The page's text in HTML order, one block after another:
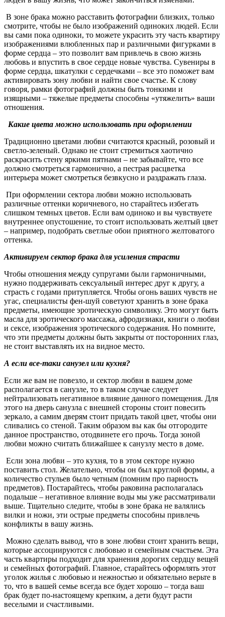
В зоне брака можно расставить фотографии близких, только
смотрите, чтобы не было изображений одиноких людей. Если
вы сами пока одиноки, то можете украсить эту часть квартиру
изображениями влюбленных пар и различными фигурками в
форме сердца – это позволит вам привлечь в свою жизнь
любовь и впустить в свое сердце новые чувства. Сувениры в
форме сердца, шкатулки с сердечками – все это поможет вам
активировать зону любви и найти свое счастье. К слову
говоря, рамки фотографий должны быть тонкими и
изящными – тяжелые предметы способны «утяжелить» ваши
отношения.
Какие цвета можно использовать при оформлении
Традиционно цветами любви считаются красный, розовый и
светло-зеленый. Однако не стоит стремиться хаотично
раскрасить стену яркими пятнами – не забывайте, что все
должно смотреться гармонично, а пестрая расцветка
интерьера может смотреться безвкусно и раздражать глаза.
При оформлении сектора любви можно использовать
различные оттенки коричневого, но старайтесь избегать
слишком темных цветов. Если вам одиноко и вы чувствуете
внутреннее опустошение, то стоит использовать желтый цвет
– например, подобрать светлые обои приятного желтоватого
оттенка.
Активируем сектор брака для усиления страсти
Чтобы отношения между супругами были гармоничными,
нужно поддерживать сексуальный интерес друг к другу, а
страсть с годами притупляется. Чтобы огонь ваших чувств не
угас, специалисты фен-шуй советуют хранить в зоне брака
предметы, имеющие эротическую символику. Это могут быть
масла для эротического массажа, афродизиаки, книги о любви
и сексе, изображения эротического содержания. Но помните,
что эти предметы должны быть закрыты от посторонних глаз,
не стоит выставлять их на видное место.
А если все-таки санузел или кухня?
Если же вам не повезло, и сектор любви в вашем доме
располагается в санузле, то в таком случае следует
нейтрализовать негативное влияние данного помещения. Для
этого на дверь санузла с внешней стороны стоит повесить
зеркало, а самим дверям стоит придать такой цвет, чтобы они
сливались со стеной. Таким образом вы как бы отгородите
данное пространство, отодвинете его прочь. Тогда зоной
любви можно считать ближайшее к санузлу место в доме.
Если зона любви – это кухня, то в этом секторе нужно
поставить стол. Желательно, чтобы он был круглой формы, а
количество стульев было четным (помним про парность
предметов). Постарайтесь, чтобы раковина располагалась
подальше – негативное влияние воды мы уже рассматривали
выше. Тщательно следите, чтобы в зоне брака не валялись
вилки и ножи, эти острые предметы способны привлечь
конфликты в вашу жизнь.
Можно сделать вывод, что в зоне любви стоит хранить вещи,
которые ассоциируются с любовью и семейным счастьем. Эта
часть квартиры подходит для хранения дорогих сердцу вещей
и семейных фотографий. Главное, старайтесь оформлять этот
уголок жилья с любовью и нежностью и обязательно верьте в
то, что в вашей семье всегда все будет хорошо – тогда ваш
брак будет по-настоящему крепким, а дети будут расти
веселыми и счастливыми.